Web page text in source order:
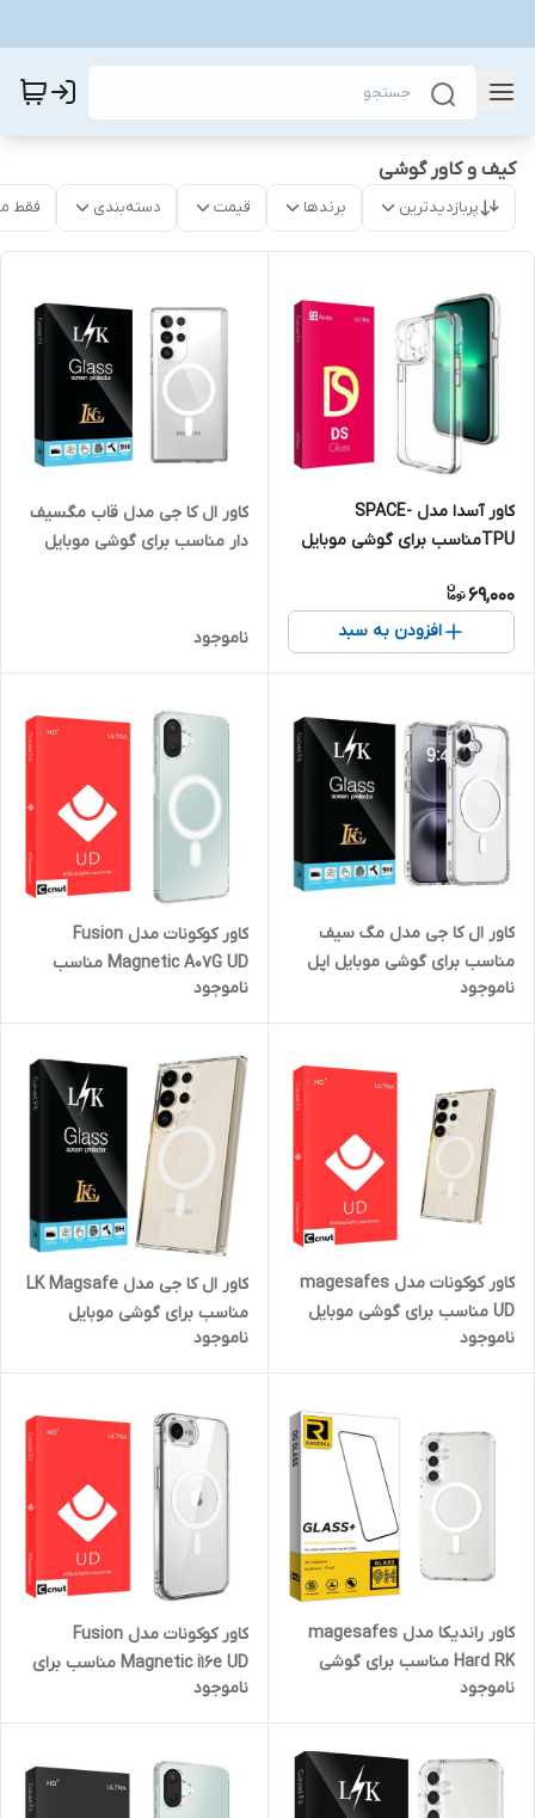
کیف و کاور گوشی
پربازدیدترین برندها قیمت دسته‌بندی فقط
کاور آسدا مدل SPACE-
TPUمناسب برای گوشی موبایل
69,000
افزودن به سبد
کاور ال کا جی مدل قاب مگسیف
دار مناسب برای گوشی موبایل
ناموجود
کاور ال کا جی مدل مگ سیف
مناسب برای گوشی موبایل اپل
IPHONE 16
ناموجود
کاور کوکونات مدل Fusion
Magnetic A07G UD مناسب
برای گوشی موبایل سامسونگ
Galaxy A07
ناموجود
کاور کوکونات مدل magesafes
UD مناسب برای گوشی موبایل
سامسونگ Galaxy S24 Ultra 5G
ناموجود
کاور ال کا جی مدل LK Magsafe
مناسب برای گوشی موبایل
سامسونگ Galaxy S24 Ultra 5G
ناموجود
کاور راندیکا مدل magesafes
Hard RK مناسب برای گوشی
FE
ناموجود
کاور کوکونات مدل Fusion
Magnetic i16e UD مناسب برای
گوشی موبایل اپل iPhone 16e
ناموجود